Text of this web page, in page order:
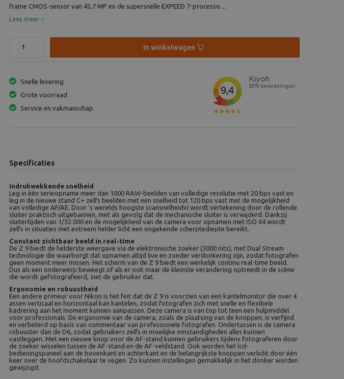
frame CMOS-sensor van 45,7 MP en de supersnelle EXPEED 7-processo ...
Lees meer
In winkelwagen
Snelle levering
Grote voorraad
Service en vakmanschap
Specificaties
Indrukwekkende snelheid
Leg in één serieopname meer dan 1000 RAW-beelden van volledige resolutie met 20 bps vast en
leg in de nieuwe stand C+ zelfs beelden met een snelheid tot 120 bps vast met de mogelijkheid
van volledige AF/AE. Door 's werelds hoogste scansnelheidvi wordt vertekening door de rollende
sluiter praktisch uitgebannen, met als gevolg dat de mechanische sluiter is verwijderd. Dankzij
sluitertijden van 1/32.000 en de mogelijkheid van de camera voor opnamen met ISO 64 wordt
zelfs in situaties met extreem helder licht een ongekende scherptediepte bereikt.
Constant zichtbaar beeld in real-time
De Z 9 biedt de helderste weergave via de elektronische zoeker (3000 nits), met Dual Stream
technologie die waarborgt dat opnamen altijd live en zonder verdonkering zijn, zodat fotografen
geen moment meer missen. Het scherm van de Z 9 biedt een werkelijk continu real-time beeld.
Dus als een onderwerp beweegt of als er ook maar de kleinste verandering optreedt in de scène
die wordt gefotografeerd, ziet de gebruiker dat.
Ergonomie en robuustheid
Een andere primeur voor Nikon is het feit dat de Z 9 is voorzien van een kantelmonitor die over 4
assen verticaal en horizontaal kan kantelen, zodat fotografen zich met snelle en flexibele
kadrering aan het moment kunnen aanpassen. Deze camera is van top tot teen een hulpmiddel
voor professionals. De ergonomie van de camera, zoals de plaatsing van de knoppen, is verfijnd
en verbeterd op basis van commentaar van professionele fotografen. Ondertussen is de camera
robuuster dan de D6, zodat gebruikers zelfs in moeilijke omstandigheden alles kunnen
vastleggen. Met een nieuwe knop voor de AF-stand kunnen gebruikers tijdens fotograferen door
de zoeker wisselen tussen de AF-stand en de AF-veldstand. Ook worden het lcd-
bedieningspaneel aan de bovenkant en achterkant en de belangrijkste knoppen verlicht door één
keer over de hoofdschakelaar te vegen. Zo kunnen instellingen gemakkelijk in het donker worden
gewijzigd.